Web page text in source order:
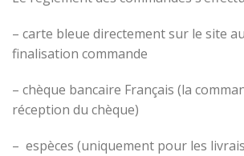
– carte bleue directement sur le site
finalisation commande
– chèque bancaire Français (la
réception du chèque)
– espèces (uniquement pour les